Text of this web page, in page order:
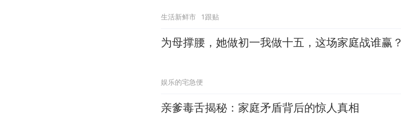
生活新鲜市 1跟贴
为母撑腰，她做初一我做十五，这场家庭战谁赢？
娱乐的宅急便
亲爹毒舌揭秘：家庭矛盾背后的惊人真相